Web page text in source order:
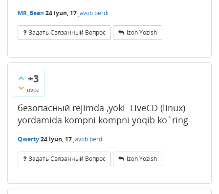
MR_Bean 24 Iyun, 17 javob berdi
Задать Связанный Вопрос Izoh Yozish
+3
ovoz
безопасный rejimda ,yoki LiveCD (linux)
yordamida kompni kompni yoqib ko`ring
Qwerty24 Iyun, 17 javob berdi
Задать Связанный Вопрос Izoh Yozish